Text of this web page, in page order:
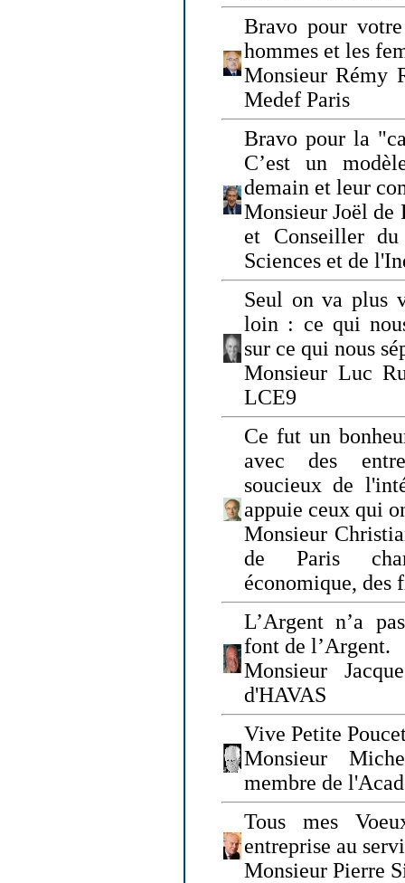
Bravo pour
hommes et les
Monsieur Rémy
Medef Paris
Bravo pour la
C’est un
demain et leur
Monsieur Joël de
et Conseiller
Sciences et de
Seul on va plus
loin : ce qui
sur ce qui nous
Monsieur Luc
LCE9
Ce fut un
avec des
soucieux de
appuie ceux qui
Monsieur
de Paris
économique, des
L’Argent n’a
font de l’Argent.
Monsieur
d'HAVAS
Vive Petite
Monsieur
membre de
Tous mes
entreprise au
Monsieur Pierre